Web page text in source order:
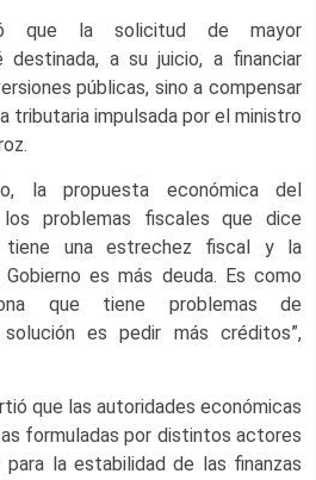
que la solicitud de mayor
destinada, a su juicio, a financiar
públicas, sino a compensar
tributaria impulsada por el ministro
la propuesta económica del
los problemas fiscales que dice
tiene una estrechez fiscal y la
es más deuda. Es como
que tiene problemas de
es pedir más créditos”,
que las autoridades económicas
formuladas por distintos actores
la estabilidad de las finanzas